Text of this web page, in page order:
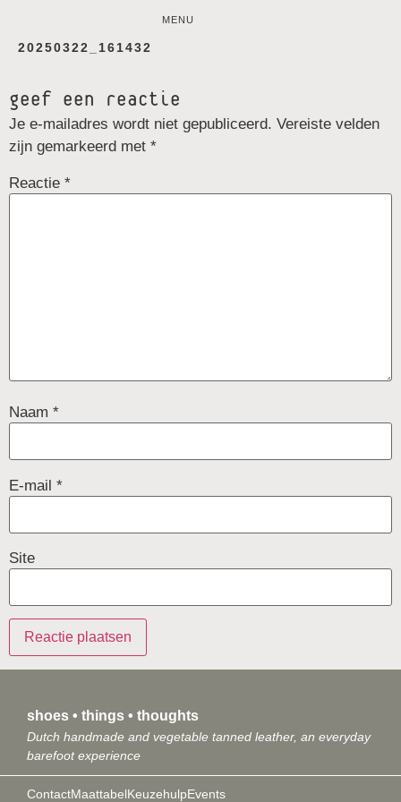
MENU
20250322_161432
geef een reactie
Je e-mailadres wordt niet gepubliceerd. Vereiste velden
zijn gemarkeerd met *
Reactie *
Naam *
E-mail *
Site
shoes • things • thoughts
Dutch handmade and vegetable tanned leather, an everyday
barefoot experience
ContactMaattabelKeuzehulpEvents